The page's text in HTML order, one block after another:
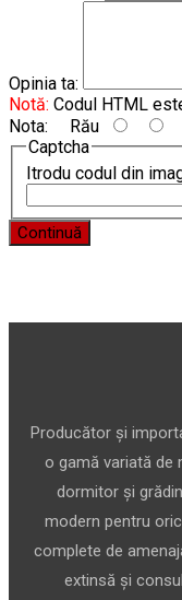
Opinia ta:
Notă: Codul HTML
Nota: Rău
Captcha
Itrodu codul din
Continuă
Producător și
o gamă variată de
dormitor și
modern pentru
complete de
extinsă și